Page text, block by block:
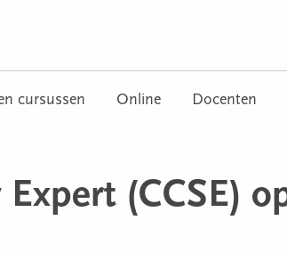
cursussen Online Docenten
(CCSE)